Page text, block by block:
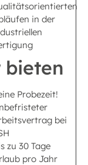
in der
bieten
Probezeit!
bei
zu 30 Tage
pro Jahr